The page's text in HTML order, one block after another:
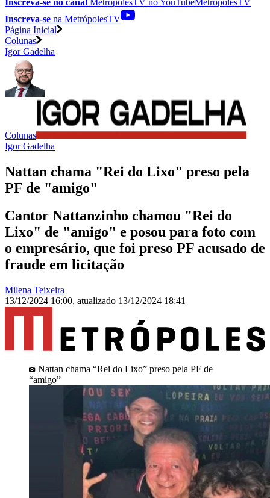
Inscreva-se na MetrópolesTV
Página Inicial
Colunas
Igor Gadelha
Colunas
Igor Gadelha
Nattan chama "Rei do Lixo" preso pela
PF de "amigo"
Cantor Nattanzinho chamou "Rei do
Lixo" de "amigo" e posou para foto com
o empresário, que foi preso PF acusado de
fraude em licitação
Milena Teixeira
13/12/2024 16:00, atualizado 13/12/2024 18:41
Nattan chama “Rei do Lixo” preso pela PF de
“amigo”